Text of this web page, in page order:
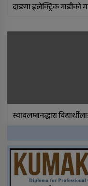
दाङमा इलेक्ट्रिक गाडीको
स्वावलम्बनद्धारा